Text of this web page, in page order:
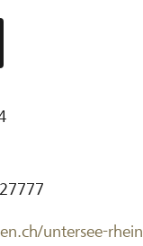
untersee-rhein